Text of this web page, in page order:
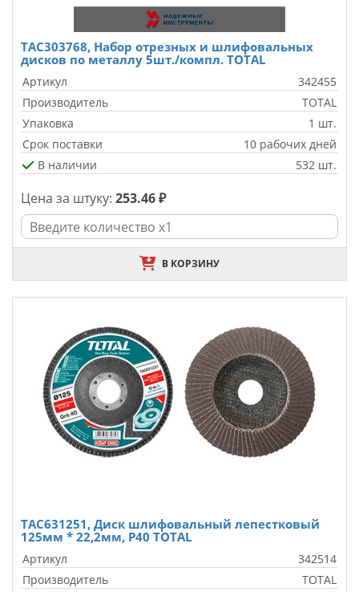
TAC303768, Набор отрезных и шлифовальных
дисков по металлу 5шт./компл. TOTAL
Артикул
342455
Производитель
TOTAL
Упаковка
1 шт.
Срок поставки
10 рабочих дней
В наличии
532 шт.
Цена за штуку: 253.46 ₽
В КОРЗИНУ
TAC631251, Диск шлифовальный лепестковый
125мм * 22,2мм, P40 TOTAL
Артикул
342514
Производитель
TOTAL